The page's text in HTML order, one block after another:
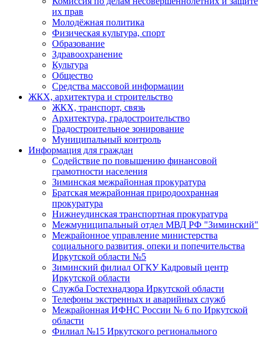
их прав
Молодёжная политика
Физическая культура, спорт
Образование
Здравоохранение
Культура
Общество
Средства массовой информации
ЖКХ, архитектура и строительство
ЖКХ, транспорт, связь
Архитектура, градостроительство
Градостроительное зонирование
Муниципальный контроль
Информация для граждан
Содействие по повышению финансовой
грамотности населения
Зиминская межрайонная прокуратура
Братская межрайонная природоохранная
прокуратура
Нижнеудинская транспортная прокуратура
Межмуниципальный отдел МВД РФ "Зиминский"
Межрайонное управление министерства
социального развития, опеки и попечительства
Иркутской области №5
Зиминский филиал ОГКУ Кадровый центр
Иркутской области
Служба Гостехнадзора Иркутской области
Телефоны экстренных и аварийных служб
Межрайонная ИФНС России № 6 по Иркутской
области
Филиал №15 Иркутского регионального